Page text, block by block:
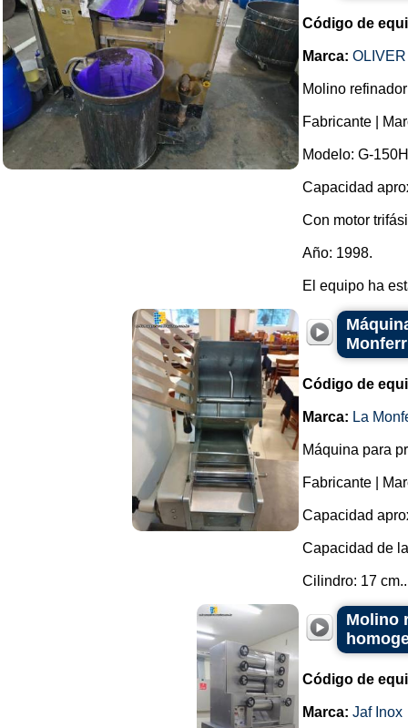
Código de
Marca:
Molino
Fabricante |
Modelo: G-
Capacidad
Con motor
Año: 1998.
El equipo ha
Código de
Marca: La
Máquina para
Fabricante |
Capacidad
Capacidad de
Cilindro: 17
Molino
Código de
Marca: Jaf Inox